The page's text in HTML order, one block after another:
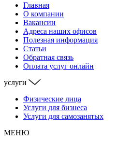
Главная
О компании
Вакансии
Адреса наших офисов
Полезная информация
Статьи
Обратная связь
Оплата услуг онлайн
услуги
Физические лица
Услуги для бизнеса
Услуги для самозанятых
МЕНЮ